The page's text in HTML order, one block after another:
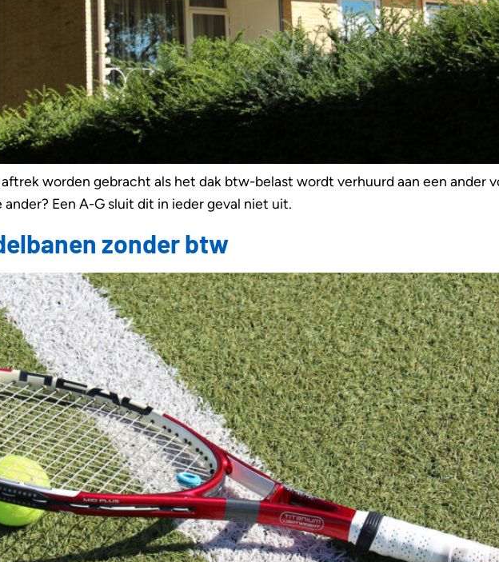
worden gebracht als het dak btw-belast wordt verhuurd aan een ander
Een A-G sluit dit in ieder geval niet uit.
zonder btw